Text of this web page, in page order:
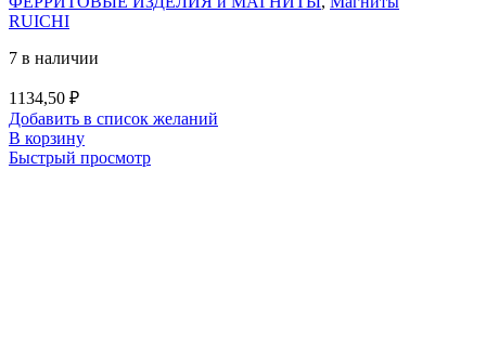
RUICHI
7 в наличии
1134,50 ₽
Добавить в список желаний
В корзину
Быстрый просмотр